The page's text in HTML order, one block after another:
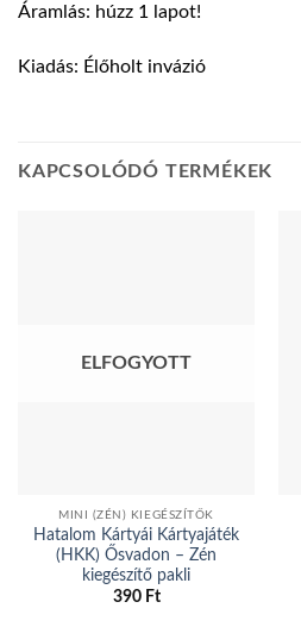
Áramlás: húzz 1 lapot!
Kiadás: Élőholt invázió
KAPCSOLÓDÓ TERMÉKEK
ELFOGYOTT
MINI (ZÉN) KIEGÉSZÍTŐK
Hatalom Kártyái Kártyajáték
(HKK) Ősvadon – Zén
kiegészítő pakli
390 Ft